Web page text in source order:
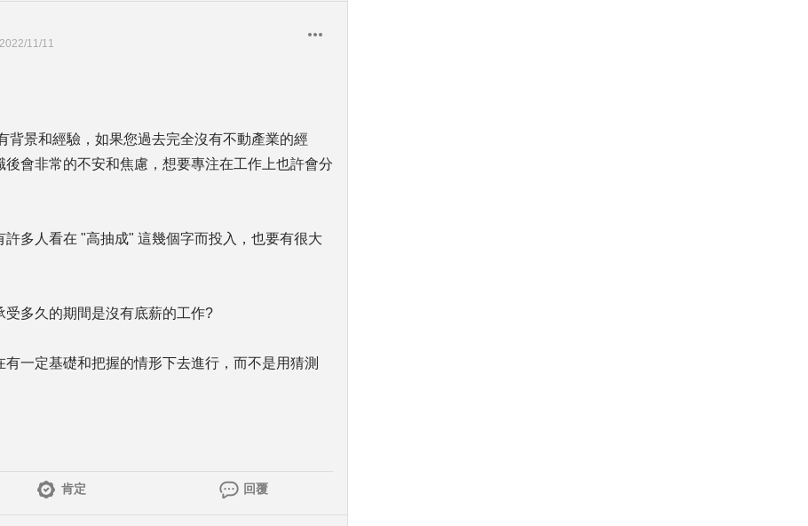
2022/11/11
背景和經驗，如果您過去完全沒有不動產業的經
會非常的不安和焦慮，想要專注在工作上也許會分
多人看在 "高抽成" 這幾個字而投入，也要有很大
多久的期間是沒有底薪的工作?
一定基礎和把握的情形下去進行，而不是用猜測
肯定 回覆